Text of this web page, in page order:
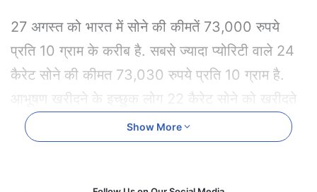
27 अगस्त को भारत में सोने की कीमतें 73,000 रुपये
प्रति 10 ग्राम के करीब है. सबसे ज्यादा प्योरिटी वाले 24
कैरेट सोने की कीमत 73,030 रुपये प्रति 10 ग्राम है.
आभूषण खरीदने के इच्छुक लोग 22 कैरेट सोने को खरीदते
है, क्योंकि ये थोड़े से मिश्र धातु मिश्रण के कारण अपनी
अतिरिक्त मजबूती के लिए जाना जाता है. वहीं, आज सोने की
Show More